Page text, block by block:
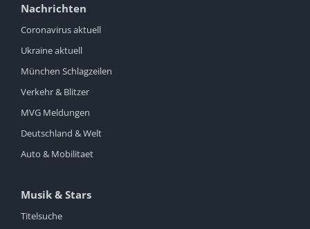
Nachrichten
Coronavirus aktuell
Ukraine aktuell
München Schlagzeilen
Verkehr & Blitzer
MVG Meldungen
Deutschland & Welt
Auto & Mobilitaet
Musik & Stars
Titelsuche